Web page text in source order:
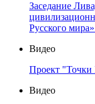
Заседание
Русского
Видео
Проект "Точки
Видео